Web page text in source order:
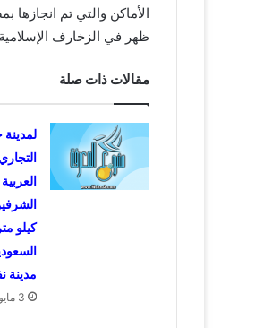
الأماكن والتي تم
ظهر في الزخارف الإسلامية
مقالات ذات صلة
كيلو
مدينة
3 مايو، 2023